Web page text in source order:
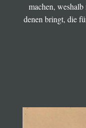
machen,
denen bringt, die